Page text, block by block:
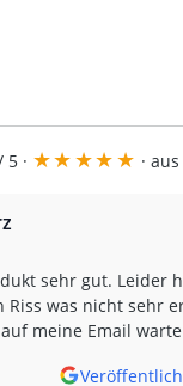
5 · ★★★★★ ·
sehr gut. Leider
Riss was nicht sehr
meine Email
bemerkt. (Translated by